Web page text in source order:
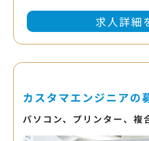
求人詳細
カスタマエンジニアの
パソコン、プリンター、